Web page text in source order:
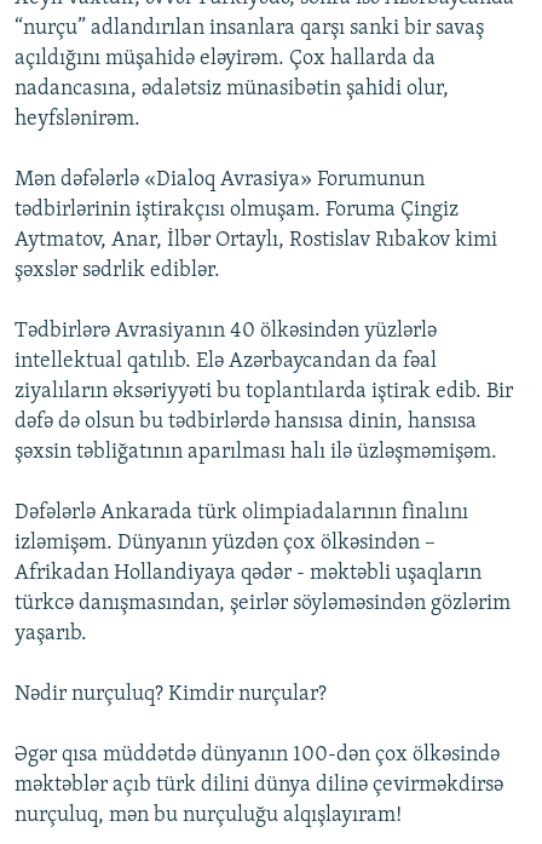
“nurçu” adlandırılan insanlara qarşı sanki bir savaş
açıldığını müşahidə eləyirəm. Çox hallarda da
nadancasına, ədalətsiz münasibətin şahidi olur,
heyfslənirəm.
Mən dəfələrlə «Dialoq Avrasiya» Forumunun
tədbirlərinin iştirakçısı olmuşam. Foruma Çingiz
Aytmatov, Anar, İlbər Ortaylı, Rostislav Rıbakov kimi
şəxslər sədrlik ediblər.
Tədbirlərə Avrasiyanın 40 ölkəsindən yüzlərlə
intellektual qatılıb. Elə Azərbaycandan da fəal
ziyalıların əksəriyyəti bu toplantılarda iştirak edib. Bir
dəfə də olsun bu tədbirlərdə hansısa dinin, hansısa
şəxsin təbliğatının aparılması halı ilə üzləşməmişəm.
Dəfələrlə Ankarada türk olimpiadalarının finalını
izləmişəm. Dünyanın yüzdən çox ölkəsindən –
Afrikadan Hollandiyaya qədər - məktəbli uşaqların
türkcə danışmasından, şeirlər söyləməsindən gözlərim
yaşarıb.
Nədir nurçuluq? Kimdir nurçular?
Əgər qısa müddətdə dünyanın 100-dən çox ölkəsində
məktəblər açıb türk dilini dünya dilinə çevirməkdirsə
nurçuluq, mən bu nurçuluğu alqışlayıram!